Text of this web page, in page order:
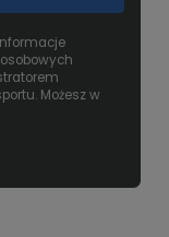
Możesz w